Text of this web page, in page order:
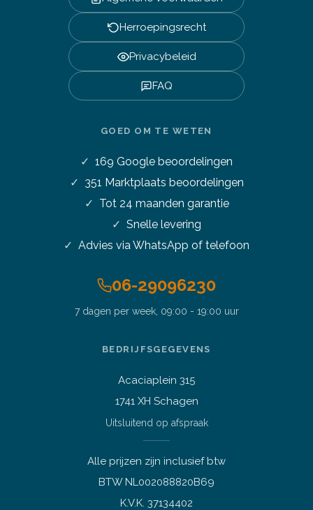
Herroepingsrecht
Privacybeleid
FAQ
GOED OM TE WETEN
169 Google beoordelingen
351 Marktplaats beoordelingen
Tot 24 maanden garantie
Snelle levering
Advies via WhatsApp of telefoon
06-29096230
7 dagen per week, 09:00 - 19:00 uur
BEDRIJFSGEGEVENS
Acaciaplein 315
1741 XH Schagen
Uitsluitend op afspraak
Alle prijzen zijn inclusief btw
BTW NL002088820B69
K.V.K. 37134402
Stel je vraag over dit
16GB 512GB SSD 1TB HDD WIFI
Welk apparaat past bij mij?
Afspraak maken
Afhalen of bezichtigen
Verzending, status of afhalen